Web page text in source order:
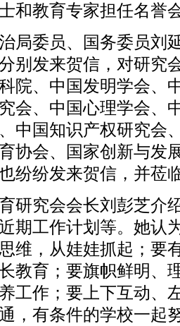
和教育专家担任名誉
委员、国务委员刘
别发来贺信，对研究
院、中国发明学会、
会、中国心理学会、
中国知识产权研究会
协会、国家创新与发
纷纷发来贺信，并莅
究会会长刘彭芝介
期工作计划等。她认
维，从娃娃抓起；要
教育；要旗帜鲜明、
工作；要上下互动、
，有条件的学校一起